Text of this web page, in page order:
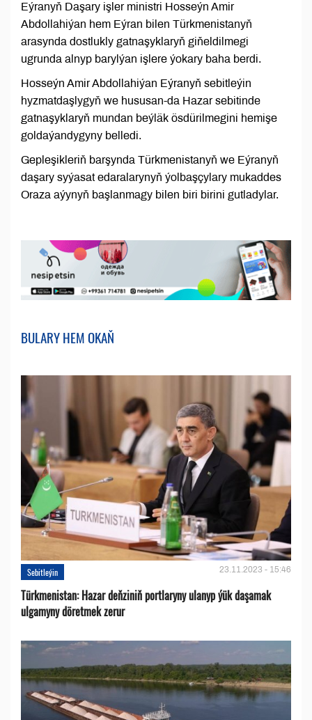
Eýranyň Daşary işler ministri Hosseýn Amir
Abdollahiýan hem Eýran bilen Türkmenistanyň
arasynda dostlukly gatnaşyklaryň giňeldilmegi
ugrunda alnyp barylýan işlere ýokary baha berdi.
Hosseýn Amir Abdollahiýan Eýranyň sebitleýin
hyzmatdaşlygyň we hususan-da Hazar sebitinde
gatnaşyklaryň mundan beýläk ösdürilmegini hemişe
goldaýandygyny belledi.
Gepleşikleriň barşynda Türkmenistanyň we Eýranyň
daşary syýasat edaralarynyň ýolbaşçylary mukaddes
Oraza aýynyň başlanmagy bilen biri birini gutladylar.
BULARY HEM OKAŇ
Sebitleýin 23.11.2023 - 15:46
Türkmenistan: Hazar deňziniň portlaryny ulanyp ýük daşamak
ulgamyny döretmek zerur